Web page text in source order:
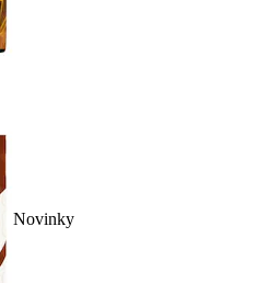
Novinky